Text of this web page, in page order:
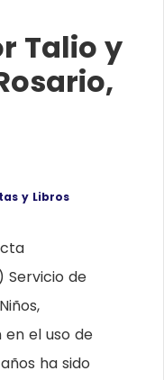
Talio y
y Libros
Servicio de
en el uso de
ha sido